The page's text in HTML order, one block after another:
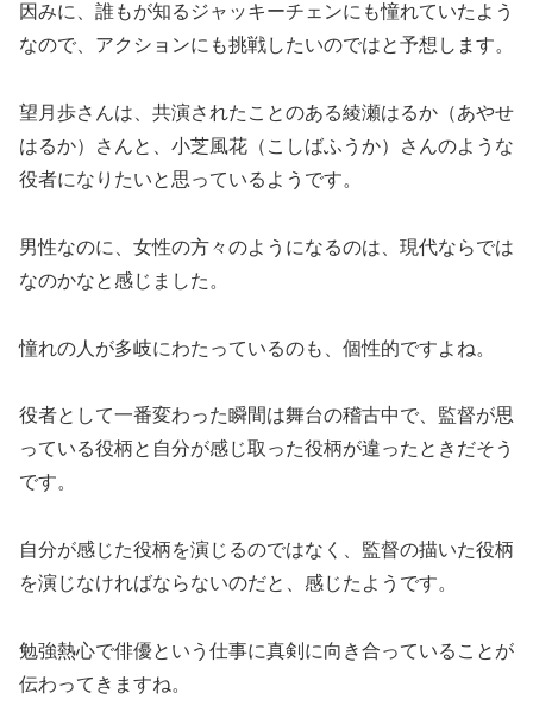
因みに、誰もが知るジャッキーチェンにも憧れていたよう
なので、アクションにも挑戦したいのではと予想します。
望月歩さんは、共演されたことのある綾瀬はるか（あやせ
はるか）さんと、小芝風花（こしばふうか）さんのような
役者になりたいと思っているようです。
男性なのに、女性の方々のようになるのは、現代ならでは
なのかなと感じました。
憧れの人が多岐にわたっているのも、個性的ですよね。
役者として一番変わった瞬間は舞台の稽古中で、監督が思
っている役柄と自分が感じ取った役柄が違ったときだそう
です。
自分が感じた役柄を演じるのではなく、監督の描いた役柄
を演じなければならないのだと、感じたようです。
勉強熱心で俳優という仕事に真剣に向き合っていることが
伝わってきますね。